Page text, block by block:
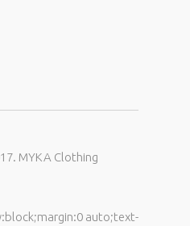
MYKA Clothing
auto;text-